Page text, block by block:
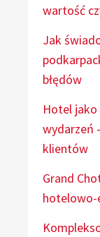
wartość
Jak
błędów
Hotel
wydarzeń
klientów
Grand